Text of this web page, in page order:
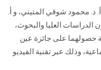
محمود شوقي المتيني، و أ.
الدراسات العليا والبحوث،
حصولهما على جائزة عين
وذلك عبر تقنية الفيديو